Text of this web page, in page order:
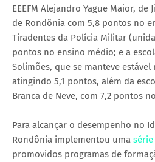
EEEFM Alejandro Yague Maior, de
de Rondônia com 5,8 pontos no
Tiradentes da Polícia Militar
pontos no ensino médio; e a
Solimões, que se manteve
atingindo 5,1 pontos, além da
Branca de Neve, com 7,2 pontos
Para alcançar o desempenho no
Rondônia implementou uma série
promovidos programas de